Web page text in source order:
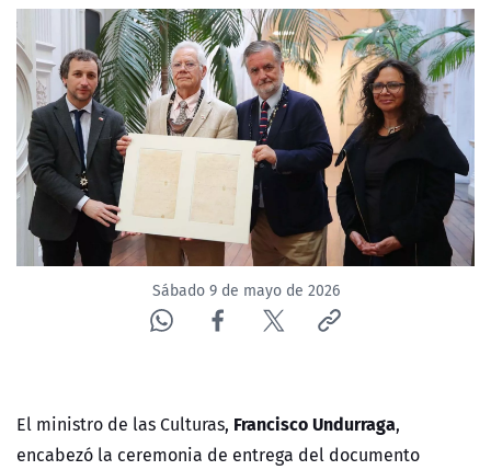
ACTUALIDAD Y TENDENCIAS
CORPORATIVO Y TRANSPARENCIA
CANAL DE DENUNCIAS
ÁREA DE PROYECTOS
Sábado 9 de mayo de 2026
El ministro de las Culturas, Francisco Undurraga,
encabezó la ceremonia de entrega del documento